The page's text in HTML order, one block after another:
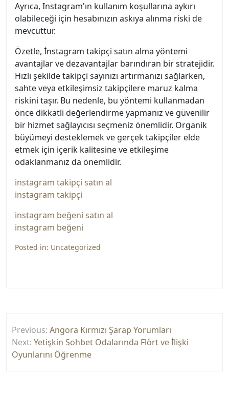
Ayrıca, Instagram'ın kullanım koşullarına aykırı
olabileceği için hesabınızın askıya alınma riski de
mevcuttur.
Özetle, İnstagram takipçi satın alma yöntemi
avantajlar ve dezavantajlar barındıran bir stratejidir.
Hızlı şekilde takipçi sayınızı artırmanızı sağlarken,
sahte veya etkileşimsiz takipçilere maruz kalma
riskini taşır. Bu nedenle, bu yöntemi kullanmadan
önce dikkatli değerlendirme yapmanız ve güvenilir
bir hizmet sağlayıcısı seçmeniz önemlidir. Organik
büyümeyi desteklemek ve gerçek takipçiler elde
etmek için içerik kalitesine ve etkileşime
odaklanmanız da önemlidir.
instagram takipçi satın al
instagram takipçi
instagram beğeni satın al
instagram beğeni
Posted in: Uncategorized
gezinmesi
Previous: Angora Kırmızı Şarap Yorumları
Next: Yetişkin Sohbet Odalarında Flört ve İlişki
Oyunlarını Öğrenme